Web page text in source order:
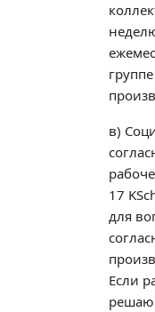
в)
17
для
Если